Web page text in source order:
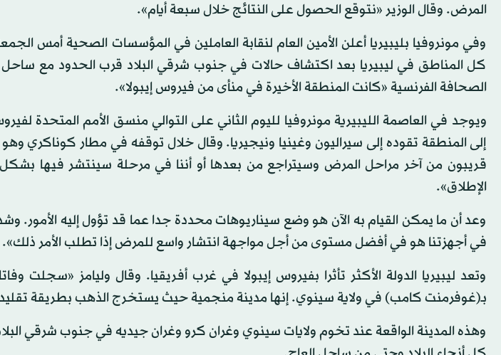
المرض. وقال الوزير «نتوقع الحصول على النتائج خلال سبعة أيام».
وفي مونروفيا بليبيريا أعلن الأمين العام لنقابة العاملين في المؤسسات الصحية أمس
كل المناطق في ليبيريا بعد اكتشاف حالات في جنوب شرقي البلاد قرب الحدود مع ساحل
الصحافة الفرنسية «كانت المنطقة الأخيرة في منأى من فيروس إيبولا».
ويوجد في العاصمة الليبيرية مونروفيا لليوم الثاني على التوالي منسق الأمم المتحدة
إلى المنطقة تقوده إلى سيراليون وغينيا ونيجيريا. وقال خلال توقفه في مطار كوناكري
قريبون من آخر مراحل المرض وسيتراجع من بعدها أو أننا في مرحلة سينتشر فيها
الإطلاق».
وعد أن ما يمكن القيام به الآن هو وضع سيناريوهات محددة جدا عما قد تؤول إليه الأمور.
في أجهزتنا هو في أفضل مستوى من أجل مواجهة انتشار واسع للمرض إذا تطلب الأمر ذلك».
وتعد ليبيريا الدولة الأكثر تأثرا بفيروس إيبولا في غرب أفريقيا. وقال وليامز «سجلت
بـ(غوفرمنت كامب) في ولاية سينوي. إنها مدينة منجمية حيث يستخرج الذهب بطريقة
وهذه المدينة الواقعة عند تخوم ولايات سينوي وغران كرو وغران جيديه في جنوب شرقي